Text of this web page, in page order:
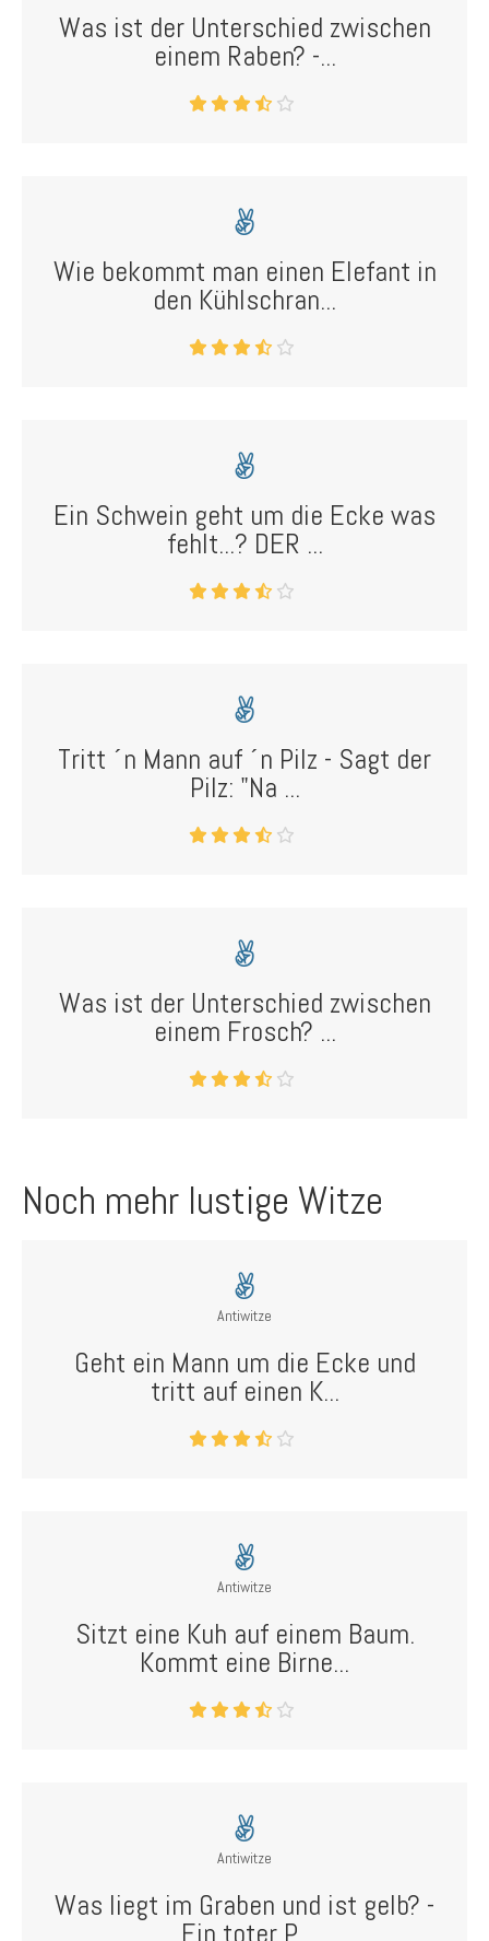
Was ist der Unterschied zwischen
einem Raben? -...
Wie bekommt man einen Elefant in
den Kühlschran...
Ein Schwein geht um die Ecke was
fehlt...? DER ...
Tritt ´n Mann auf ´n Pilz - Sagt der
Pilz: "Na ...
Was ist der Unterschied zwischen
einem Frosch? ...
Noch mehr lustige Witze
Antiwitze
Geht ein Mann um die Ecke und
tritt auf einen K...
Antiwitze
Sitzt eine Kuh auf einem Baum.
Kommt eine Birne...
Antiwitze
Was liegt im Graben und ist gelb? -